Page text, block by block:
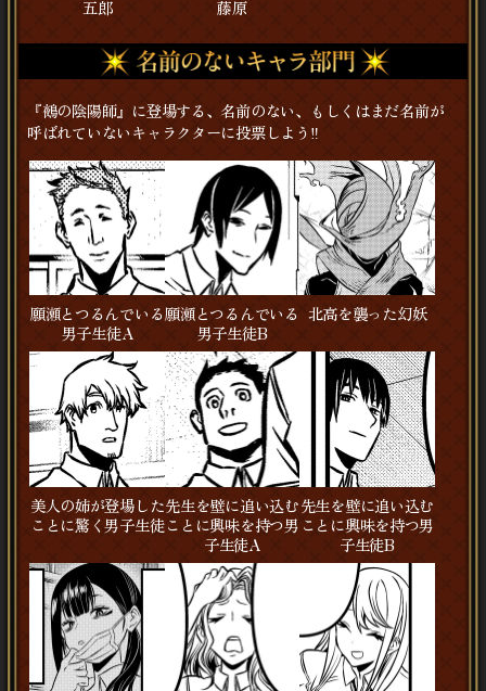
五郎 藤原
『鵺の陰陽師』に登場する、名前のない、もしくはまだ名前が
呼ばれていないキャラクターに投票しよう‼
願瀬とつるんでいる
男子生徒A
願瀬とつるんでいる
男子生徒B
北高を襲った幻妖
美人の姉が登場した
ことに驚く男子生徒
先生を壁に追い込む
ことに興味を持つ男
子生徒A
先生を壁に追い込む
ことに興味を持つ男
子生徒B